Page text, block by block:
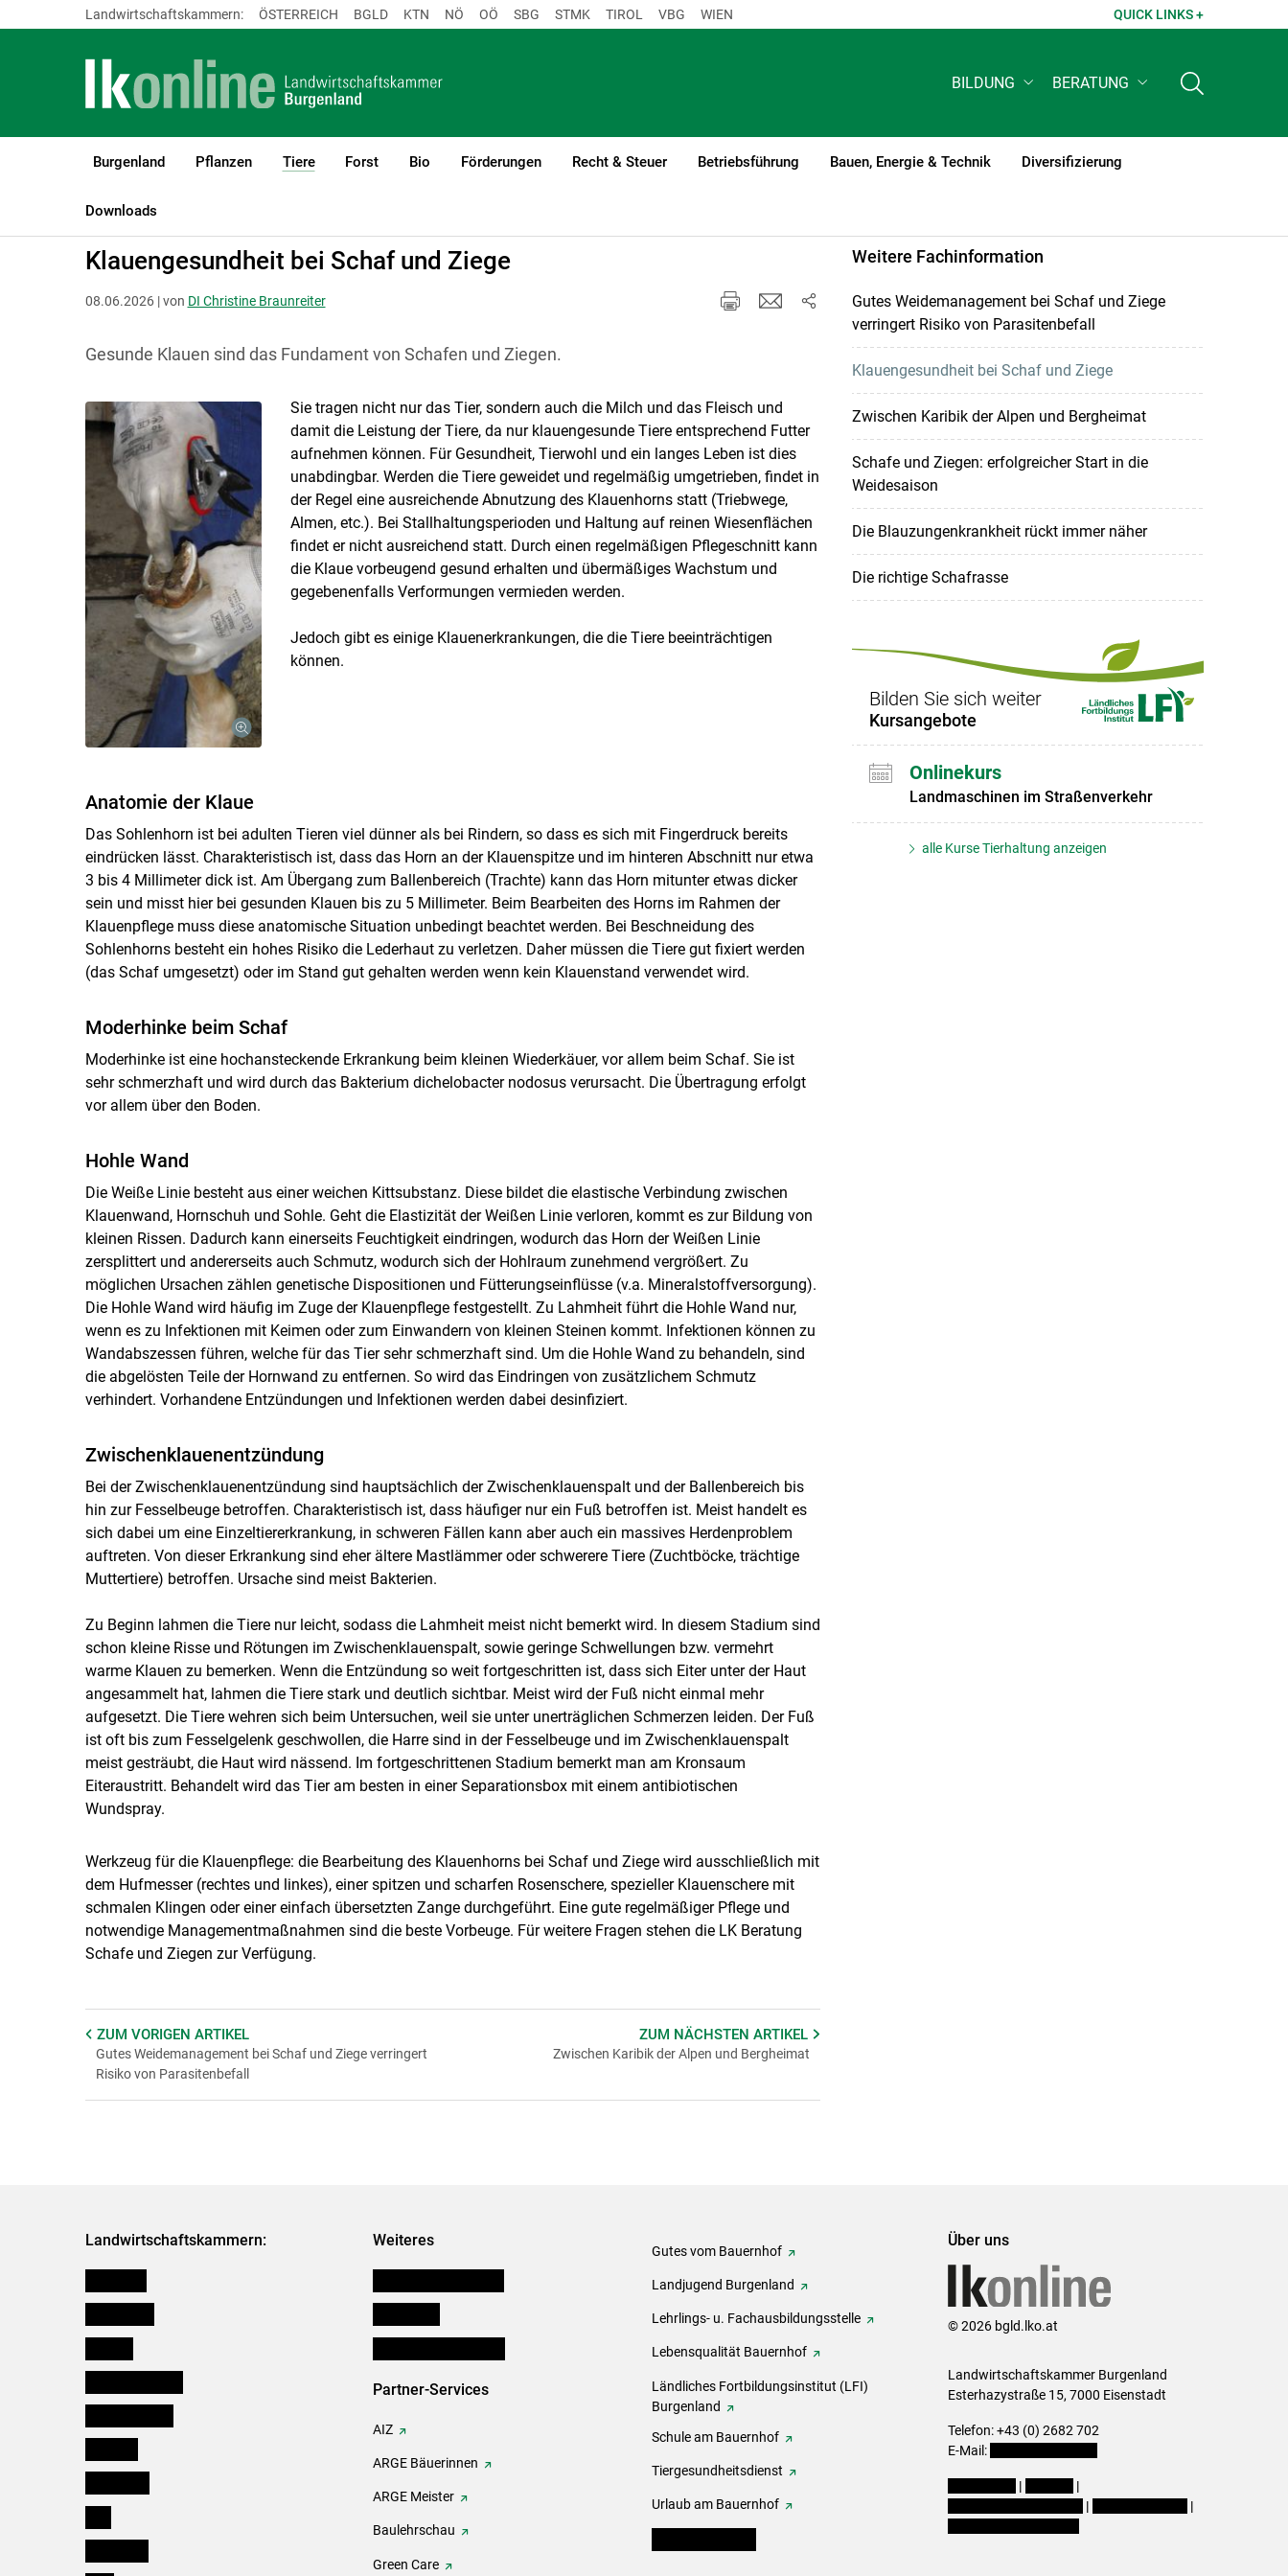
Landwirtschaftskammern: ÖSTERREICH BGLD KTN NÖ OÖ SBG STMK TIROL VBG WIEN QUICK LINKS +
BILDUNG BERATUNG
Burgenland Pflanzen Tiere
(current)1
Forst Bio Förderungen Recht & Steuer Betriebsführung Bauen, Energie & Technik Diversifizierung
Downloads
LK Burgenland
Klauengesundheit bei Schaf und Ziege
08.06.2026 | von DI Christine Braunreiter
Gesunde Klauen sind das Fundament von Schafen und Ziegen.
Sie tragen nicht nur das Tier, sondern auch die Milch und das Fleisch und
damit die Leistung der Tiere, da nur klauengesunde Tiere entsprechend Futter
aufnehmen können. Für Gesundheit, Tierwohl und ein langes Leben ist dies
unabdingbar. Werden die Tiere geweidet und regelmäßig umgetrieben, findet in
der Regel eine ausreichende Abnutzung des Klauenhorns statt (Triebwege,
Almen, etc.). Bei Stallhaltungsperioden und Haltung auf reinen Wiesenflächen
findet er nicht ausreichend statt. Durch einen regelmäßigen Pflegeschnitt kann
die Klaue vorbeugend gesund erhalten und übermäßiges Wachstum und
gegebenenfalls Verformungen vermieden werden.
Jedoch gibt es einige Klauenerkrankungen, die die Tiere beeinträchtigen
können.
Anatomie der Klaue
Das Sohlenhorn ist bei adulten Tieren viel dünner als bei Rindern, so dass es sich mit Fingerdruck bereits
eindrücken lässt. Charakteristisch ist, dass das Horn an der Klauenspitze und im hinteren Abschnitt nur etwa
3 bis 4 Millimeter dick ist. Am Übergang zum Ballenbereich (Trachte) kann das Horn mitunter etwas dicker
sein und misst hier bei gesunden Klauen bis zu 5 Millimeter. Beim Bearbeiten des Horns im Rahmen der
Klauenpflege muss diese anatomische Situation unbedingt beachtet werden. Bei Beschneidung des
Sohlenhorns besteht ein hohes Risiko die Lederhaut zu verletzen. Daher müssen die Tiere gut fixiert werden
(das Schaf umgesetzt) oder im Stand gut gehalten werden wenn kein Klauenstand verwendet wird.
Moderhinke beim Schaf
Moderhinke ist eine hochansteckende Erkrankung beim kleinen Wiederkäuer, vor allem beim Schaf. Sie ist
sehr schmerzhaft und wird durch das Bakterium dichelobacter nodosus verursacht. Die Übertragung erfolgt
vor allem über den Boden.
Hohle Wand
Die Weiße Linie besteht aus einer weichen Kittsubstanz. Diese bildet die elastische Verbindung zwischen
Klauenwand, Hornschuh und Sohle. Geht die Elastizität der Weißen Linie verloren, kommt es zur Bildung von
kleinen Rissen. Dadurch kann einerseits Feuchtigkeit eindringen, wodurch das Horn der Weißen Linie
zersplittert und andererseits auch Schmutz, wodurch sich der Hohlraum zunehmend vergrößert. Zu
möglichen Ursachen zählen genetische Dispositionen und Fütterungseinflüsse (v.a. Mineralstoffversorgung).
Die Hohle Wand wird häufig im Zuge der Klauenpflege festgestellt. Zu Lahmheit führt die Hohle Wand nur,
wenn es zu Infektionen mit Keimen oder zum Einwandern von kleinen Steinen kommt. Infektionen können zu
Wandabszessen führen, welche für das Tier sehr schmerzhaft sind. Um die Hohle Wand zu behandeln, sind
die abgelösten Teile der Hornwand zu entfernen. So wird das Eindringen von zusätzlichem Schmutz
verhindert. Vorhandene Entzündungen und Infektionen werden dabei desinfiziert.
Zwischenklauenentzündung
Bei der Zwischenklauenentzündung sind hauptsächlich der Zwischenklauenspalt und der Ballenbereich bis
hin zur Fesselbeuge betroffen. Charakteristisch ist, dass häufiger nur ein Fuß betroffen ist. Meist handelt es
sich dabei um eine Einzeltiererkrankung, in schweren Fällen kann aber auch ein massives Herdenproblem
auftreten. Von dieser Erkrankung sind eher ältere Mastlämmer oder schwerere Tiere (Zuchtböcke, trächtige
Muttertiere) betroffen. Ursache sind meist Bakterien.
Zu Beginn lahmen die Tiere nur leicht, sodass die Lahmheit meist nicht bemerkt wird. In diesem Stadium sind
schon kleine Risse und Rötungen im Zwischenklauenspalt, sowie geringe Schwellungen bzw. vermehrt
warme Klauen zu bemerken. Wenn die Entzündung so weit fortgeschritten ist, dass sich Eiter unter der Haut
angesammelt hat, lahmen die Tiere stark und deutlich sichtbar. Meist wird der Fuß nicht einmal mehr
aufgesetzt. Die Tiere wehren sich beim Untersuchen, weil sie unter unerträglichen Schmerzen leiden. Der Fuß
ist oft bis zum Fesselgelenk geschwollen, die Harre sind in der Fesselbeuge und im Zwischenklauenspalt
meist gesträubt, die Haut wird nässend. Im fortgeschrittenen Stadium bemerkt man am Kronsaum
Eiteraustritt. Behandelt wird das Tier am besten in einer Separationsbox mit einem antibiotischen
Wundspray.
Werkzeug für die Klauenpflege: die Bearbeitung des Klauenhorns bei Schaf und Ziege wird ausschließlich mit
dem Hufmesser (rechtes und linkes), einer spitzen und scharfen Rosenschere, spezieller Klauenschere mit
schmalen Klingen oder einer einfach übersetzten Zange durchgeführt. Eine gute regelmäßiger Pflege und
notwendige Managementmaßnahmen sind die beste Vorbeuge. Für weitere Fragen stehen die LK Beratung
Schafe und Ziegen zur Verfügung.
ZUM VORIGEN ARTIKEL
Gutes Weidemanagement bei Schaf und Ziege verringert
Risiko von Parasitenbefall
ZUM NÄCHSTENARTIKEL
Zwischen Karibik der Alpen und Bergheimat
Weitere Fachinformation
Gutes Weidemanagement bei Schaf und Ziege
verringert Risiko von Parasitenbefall
Klauengesundheit bei Schaf und Ziege
Zwischen Karibik der Alpen und Bergheimat
Schafe und Ziegen: erfolgreicher Start in die
Weidesaison
Die Blauzungenkrankheit rückt immer näher
Die richtige Schafrasse
Bilden Sie sich weiter
Kursangebote
Onlinekurs
Landmaschinen im Straßenverkehr
alle Kurse Tierhaltung anzeigen
Landwirtschaftskammern: Weiteres
Partner-Services
AIZ
ARGE Bäuerinnen
ARGE Meister
Baulehrschau
Green Care
Gutes vom Bauernhof
Landjugend Burgenland
Lehrlings- u. Fachausbildungsstelle
Lebensqualität Bauernhof
Ländliches Fortbildungsinstitut (LFI)
Burgenland
Schule am Bauernhof
Tiergesundheitsdienst
Urlaub am Bauernhof
Über uns
© 2026 bgld.lko.at
Landwirtschaftskammer Burgenland
Esterhazystraße 15, 7000 Eisenstadt
Telefon: +43 (0) 2682 702
E-Mail:
|
|
|
|